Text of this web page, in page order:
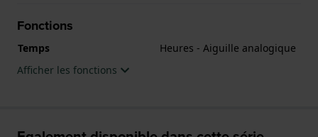
Fonctions
Temps
Heures - Aiguille analogique
Afficher les fonctions